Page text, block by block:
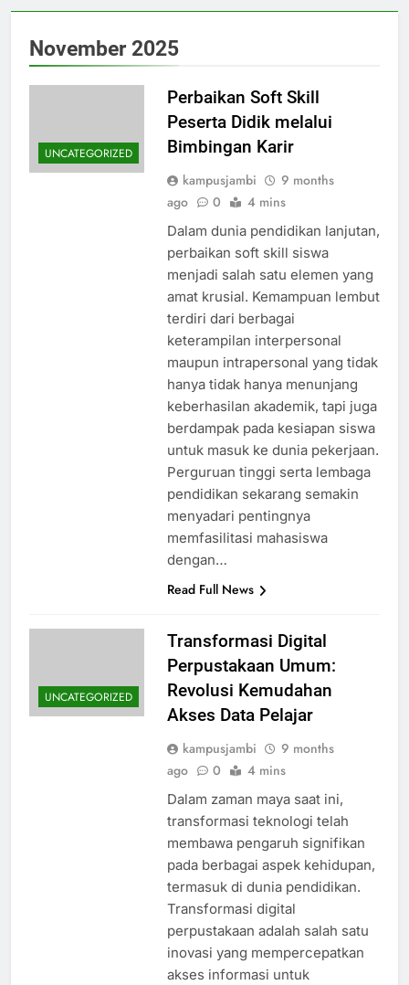
November 2025
UNCATEGORIZED
Perbaikan Soft Skill
Peserta Didik melalui
Bimbingan Karir
kampusjambi
9 months
ago
0 4 mins
Dalam dunia pendidikan lanjutan,
perbaikan soft skill siswa
menjadi salah satu elemen yang
amat krusial. Kemampuan lembut
terdiri dari berbagai
keterampilan interpersonal
maupun intrapersonal yang tidak
hanya tidak hanya menunjang
keberhasilan akademik, tapi juga
berdampak pada kesiapan siswa
untuk masuk ke dunia pekerjaan.
Perguruan tinggi serta lembaga
pendidikan sekarang semakin
menyadari pentingnya
memfasilitasi mahasiswa
dengan…
Read Full News
UNCATEGORIZED
Transformasi Digital
Perpustakaan Umum:
Revolusi Kemudahan
Akses Data Pelajar
kampusjambi
9 months
ago
0 4 mins
Dalam zaman maya saat ini,
transformasi teknologi telah
membawa pengaruh signifikan
pada berbagai aspek kehidupan,
termasuk di dunia pendidikan.
Transformasi digital
perpustakaan adalah salah satu
inovasi yang mempercepatkan
akses informasi untuk